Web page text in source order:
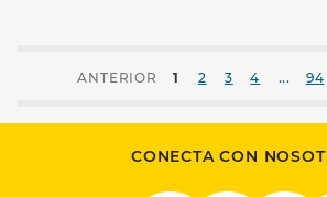
ANTERIOR 1 2 3 4 ... 94
CONECTA CON